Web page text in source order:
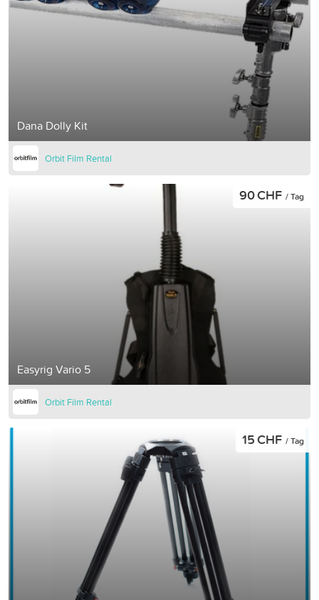
Dana Dolly Kit
Orbit Film Rental
Easyrig Vario 5
90 CHF / Tag
Orbit Film Rental
15 CHF / Tag